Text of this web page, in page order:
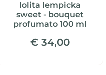
lolita lempicka
sweet - bouquet
profumato 100 ml
€ 34,00